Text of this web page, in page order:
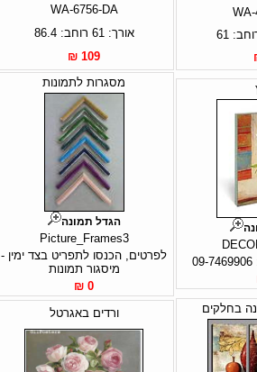
WA-6756-DA
אורך: 61 רוחב: 86.4
109 ₪
מסגרות לתמונות
הגדל תמונה
Picture_Frames3
לפרטים, הכנסו לתפריט בצד ימין -
מיסגור תמונות
0 ₪
בחלקים ורדים באגרטל